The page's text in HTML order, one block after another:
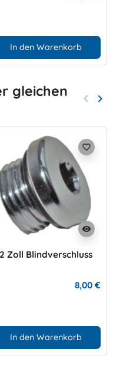
In den Warenkorb
gleichen
Zurück
keyboard_arrow_left keyboard_arrow_right
visibility
favorite_border
Zoll Blindverschluss
8,00 €
In den Warenkorb